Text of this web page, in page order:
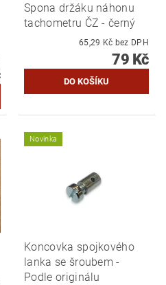
Spona držáku náhonu
tachometru ČZ - černý
65,29 Kč bez DPH
79 Kč
Novinka
Koncovka spojkového
lanka se šroubem -
Podle originálu